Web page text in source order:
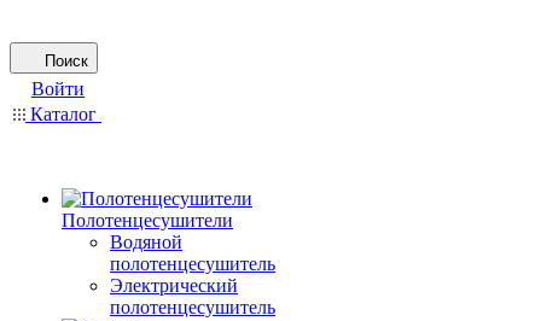
Поиск
Войти
Каталог
Полотенцесушители
Водяной
полотенцесушитель
Электрический
полотенцесушитель